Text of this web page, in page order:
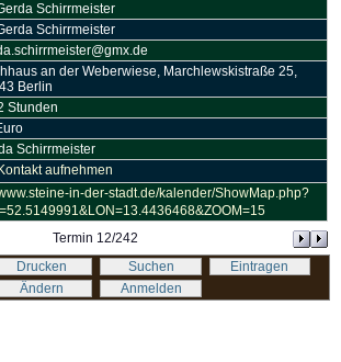
Schirrmeister
Schirrmeister
an der Weberwiese, Marchlewskistraße 25,
Berlin
Stunden
Schirrmeister
Kontakt aufnehmen
in-der-stadt.de/kalender/ShowMap.php?
Termin 12/242
Drucken Suchen
Eintragen
Ändern
Anmelden